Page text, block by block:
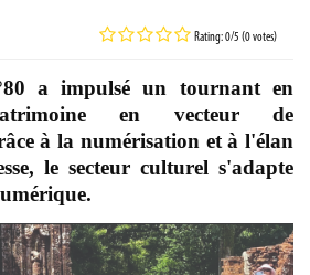
Rating: 0/5 (0 votes)
a impulsé un tournant en
en vecteur de
à la numérisation et à l'élan
le secteur culturel s'adapte